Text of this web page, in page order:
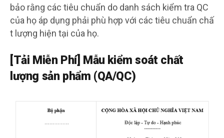
bảo rằng các tiêu chuẩn do danh sách kiểm tra QC
của họ áp dụng phải phù hợp với các tiêu chuẩn chấ
t lượng hiện tại của họ.
[Tải Miễn Phí] Mẫu kiểm soát chất
lượng sản phẩm (QA/QC)